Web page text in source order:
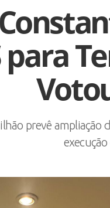
para
prevê